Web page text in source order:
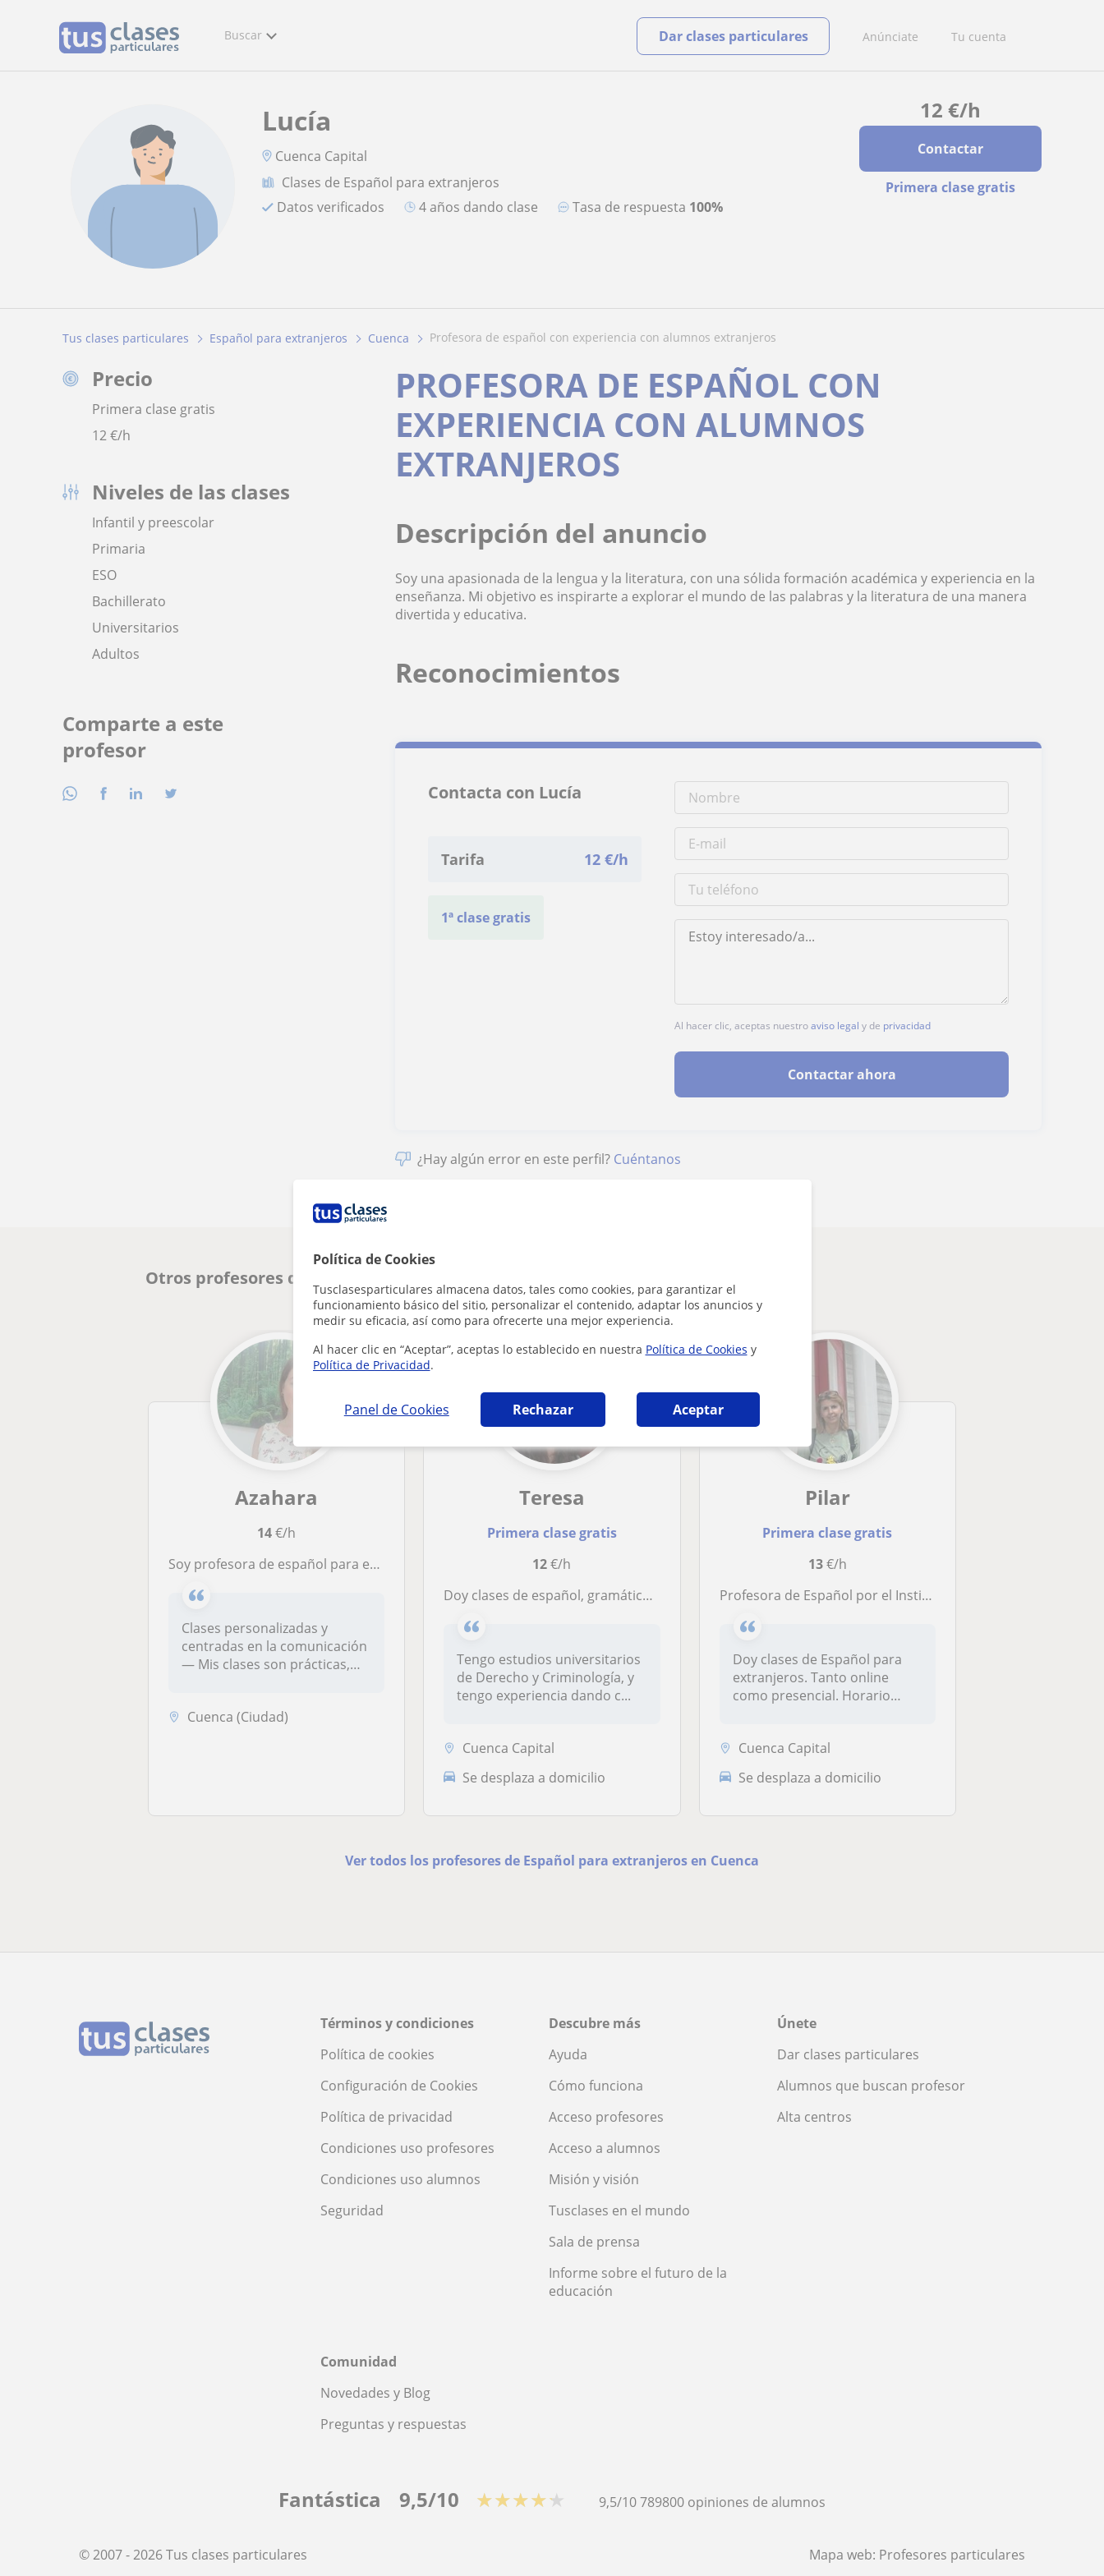
Política de Cookies
Tusclasesparticulares almacena datos, tales como cookies, para garantizar el
funcionamiento básico del sitio, personalizar el contenido, adaptar los anuncios y
medir su eficacia, así como para ofrecerte una mejor experiencia.
Al hacer clic en “Aceptar”, aceptas lo establecido en nuestra Política de Cookies y
Política de Privacidad.
Panel de Cookies Rechazar Aceptar
Buscar Anúnciate Tu cuenta
Dar clases particulares
12 €/h
Contactar
Primera clase gratis
Lucía
Cuenca Capital
Clases de Español para extranjeros
Datos verificados
4 años dando clase Tasa de respuesta 100%
Tus clases particulares Español para extranjeros Cuenca profesora de español con experiencia con alumnos extranjeros
Precio
Primera clase gratis
12€/h
Niveles de las clases
Infantil y preescolar
Primaria
ESO
Bachillerato
Universitarios
Adultos
Comparte a este
profesor
PROFESORA DE ESPAÑOL CON
EXPERIENCIA CON ALUMNOS
EXTRANJEROS
Descripción del anuncio
Soy una apasionada de la lengua y la literatura, con una sólida formación académica y experiencia en la
enseñanza. Mi objetivo es inspirarte a explorar el mundo de las palabras y la literatura de una manera
divertida y educativa.
Reconocimientos
Contacta con Lucía
Tarifa 12 €/h
1ª clase gratis
Al hacer clic, aceptas nuestroaviso legal y de privacidad
Contactar ahora
¿Hay algún error en este perfil? Cuéntanos
Otros profesores de Español para extranjeros en Cuenca que pueden interesarte
Azahara
14€/h
Soy profesora de español para extranjeros con formación universitaria y experiencia enseñando a alumnos de diferentes países.
Clases personalizadas y
centradas en la comunicación
— Mis clases son prácticas,
Cuenca (Ciudad)
Teresa
Primera clase gratis
12€/h
Doy clases de español, gramática y oral, para extranjeros
Tengo estudios universitarios
de Derecho y Criminología, y
tengo experiencia dando c...
Cuenca Capital
Se desplaza a domicilio
Pilar
Primera clase gratis
13€/h
Profesora de Español por el Instituto Cervantes
Doy clases de Español para
extranjeros. Tanto online
como presencial. Horario
Cuenca Capital
Se desplaza a domicilio
Ver todos los profesores de Español para extranjeros en Cuenca
Términos y condiciones
Política de cookies
Configuración de Cookies
Política de privacidad
Condiciones uso profesores
Condiciones uso alumnos
Seguridad
Descubre más
Ayuda
Cómo funciona
Acceso profesores
Acceso a alumnos
Misión y visión
Tusclases en el mundo
Sala de prensa
Informe sobre el futuro de la
educación
Únete
Dar clases particulares
Alumnos que buscan profesor
Alta centros
Comunidad
Novedades y Blog
Preguntas y respuestas
Fantástica 9,5/10 ★★★★★ 9,5/10789800 opiniones de alumnos
© 2007 - 2026 Tus clases particulares Mapa web: Profesores particulares